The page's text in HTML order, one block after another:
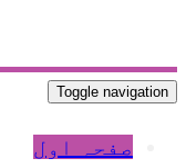
Toggle navigation
صفحہ اول